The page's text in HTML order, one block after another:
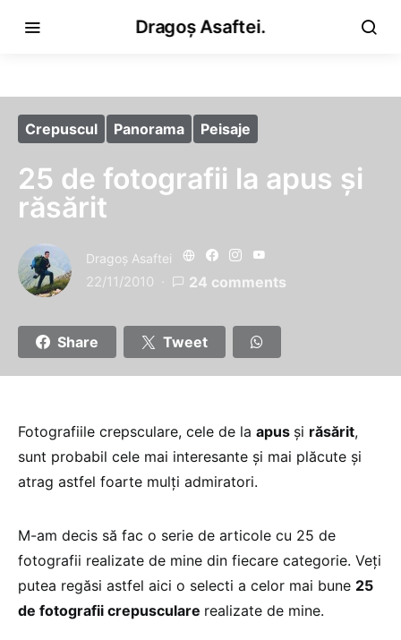
Dragoș Asaftei.
Crepuscul Panorama Peisaje
25 de fotografii la apus şi
răsărit
Dragoş Asaftei
22/11/2010 24 comments
Share Tweet
Fotografiile crepsculare, cele de la apus şi răsărit,
sunt probabil cele mai interesante şi mai plăcute şi
atrag astfel foarte mulţi admiratori.
M-am decis să fac o serie de articole cu 25 de
fotografii realizate de mine din fiecare categorie. Veţi
putea regăsi astfel aici o selecti a celor mai bune 25
de fotografii crepusculare realizate de mine.